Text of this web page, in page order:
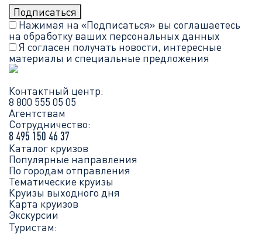
Нажимая на «Подписаться» вы соглашаетесь
на обработку ваших персональных данных
Я согласен получать новости, интересные
материалы и специальные предложения
Контактный центр:
8 800 555 05 05
Агентствам
Сотрудничество:
8 495 150 46 37
Каталог круизов
Популярные направления
По городам отправления
Тематические круизы
Круизы выходного дня
Карта круизов
Экскурсии
Туристам: